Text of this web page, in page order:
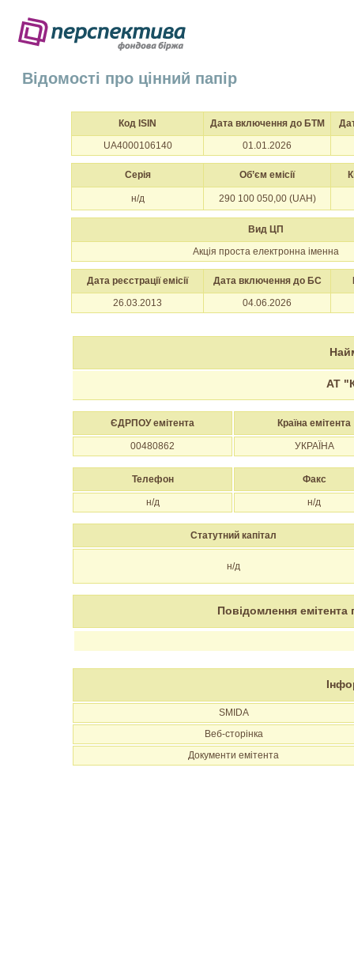
Відомості про цінний папір
Код ISIN Дата включення до БТМ
UA4000106140
01.01.2026
Серія Об’єм емісії
н/д 290 100 050,00 (UAH)
Вид ЦП
Акція проста електронна іменна
Дата реєстрації емісії Дата включення до БС
26.03.2013
04.06.2026
АТ
ЄДРПОУ емітента Країна емітента
00480862 УКРАЇНА
Телефон Факс
н/д н/д
Статутний капітал
н/д
Повідомлення
SMIDA
Веб-сторінка
Документи емітента